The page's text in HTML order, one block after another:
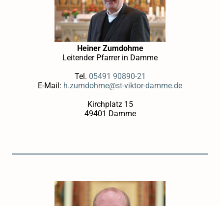
Heiner Zumdohme
Leitender Pfarrer in Damme
Tel. 05491 90890-21
E-Mail: h.zumdohme@st-viktor-damme.de
Kirchplatz 15
49401 Damme